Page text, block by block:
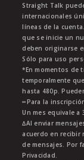
Straight Talk
internacionales
líneas de la
que se inicie un
deben originarse
Sólo para uso
*En momentos de
temporalmente
hasta 480p.
∞Para la
Un mes equivale a
∆Al enviar
acuerdo en recibir
de mensajes. Por
Privacidad.